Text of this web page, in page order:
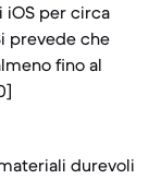
iOS per circa
prevede che
fino al
durevoli